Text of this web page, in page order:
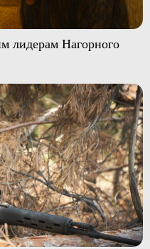
лидерам Нагорного